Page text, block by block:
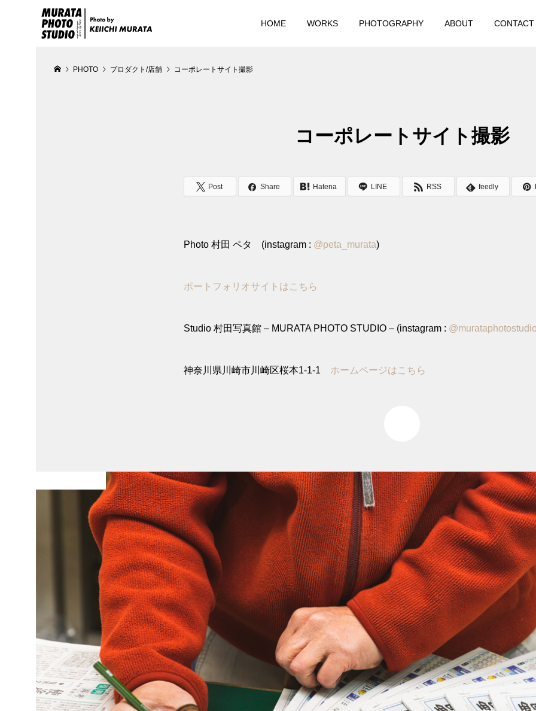
HOME WORKS PHOTOGRAPHY ABOUT CONTACT
PHOTO プロダクト/店舗 コーポレートサイト撮影
コーポレートサイト撮影
Post Share Hatena LINE RSS feedly
Photo 村田 ペタ (instagram : @peta_murata)
ポートフォリオサイトはこちら
Studio 村田写真館 – MURATA PHOTO STUDIO – (instagram :
神奈川県川崎市川崎区桜本1-1-1 ホームページはこちら